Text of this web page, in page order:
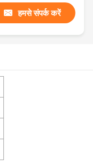
हमसे संपर्क करें